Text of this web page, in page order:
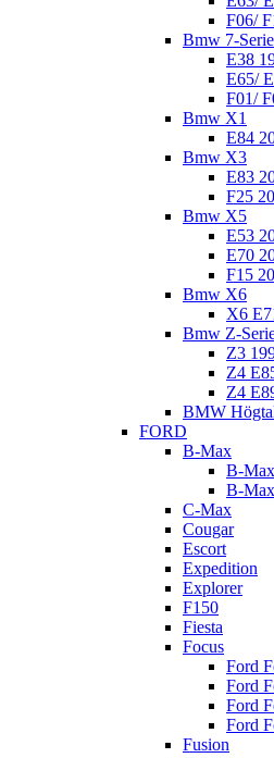
F06/
Bmw 7-
E38
E65/
F01/
Bmw X1
E84
Bmw X3
E83
F25
Bmw X5
E53
E70
F15
Bmw X6
X6
Bmw Z-
Z3
Z4
Z4
BMW
FORD
B-Max
B-
B-
C-Max
Cougar
Escort
Expedition
Explorer
F150
Fiesta
Focus
Ford
Ford
Ford
Ford
Fusion